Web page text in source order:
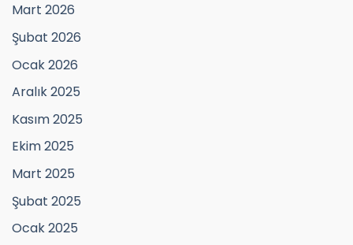
Mart 2026
Şubat 2026
Ocak 2026
Aralık 2025
Kasım 2025
Ekim 2025
Mart 2025
Şubat 2025
Ocak 2025